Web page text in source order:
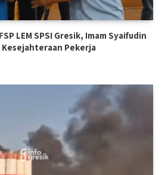
LEM SPSI Gresik, Imam Syaifudin
Pekerja